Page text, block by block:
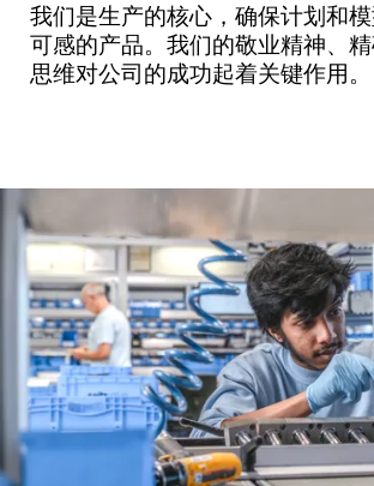
我们是生产的核心，确保计划和
可感的产品。我们的敬业精神、
思维对公司的成功起着关键作用。